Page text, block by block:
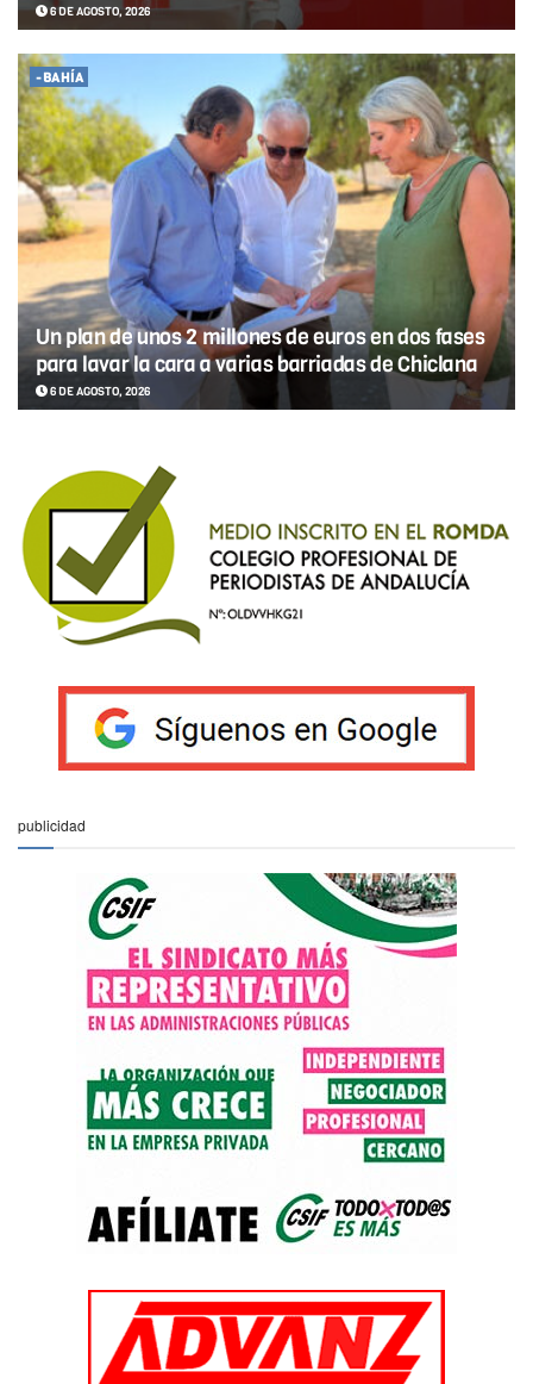
6 DE AGOSTO, 2026
-BAHÍA
Un plan de unos 2 millones de euros en dos fases
para lavar la cara a varias barriadas de Chiclana
6 DE AGOSTO, 2026
publicidad